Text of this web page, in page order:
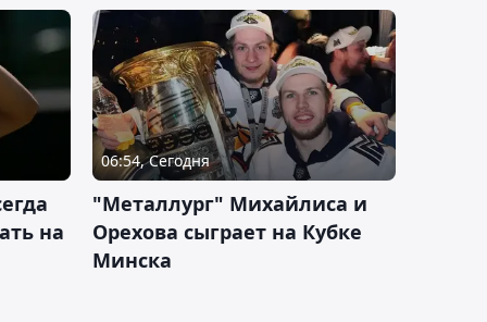
на
06:54, Сегодня
"Металлург" Михайлиса и
Орехова сыграет на Кубке
Минска